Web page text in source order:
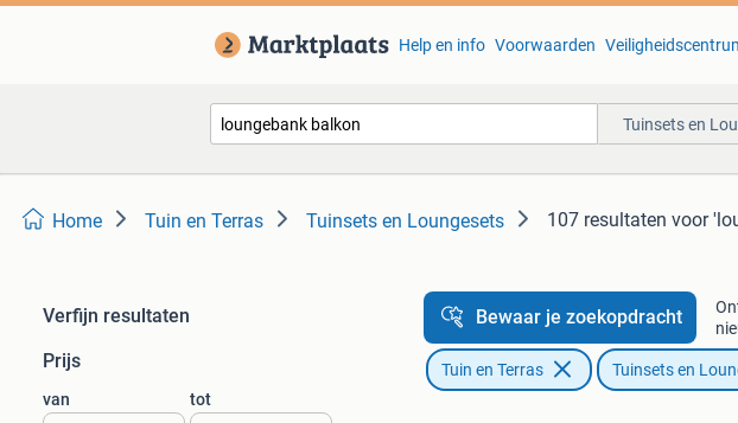
Help en info Voorwaarden
Tuinsets en
Home Tuin en Terras Tuinsets en Loungesets 107 resultaten voor
Verfijn resultaten
Prijs
van tot
Bewaar je zoekopdracht
Tuin en Terras Tuinsets en